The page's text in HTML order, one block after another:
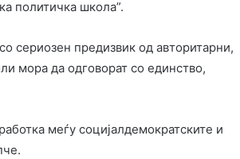
политичка школа”.
сериозен предизвик од авторитарни,
мора да одговорат со единство,
меѓу социјалдемократските и